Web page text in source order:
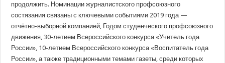
продолжить. Номинации журналистского профсоюзного
состязания связаны с ключевыми событиями 2019 года —
отчётно-выборной компанией, Годом студенческого профсоюзного
движения, 30-летием Всероссийского конкурса «Учитель года
России», 10-летием Всероссийского конкурса «Воспитатель года
России», а также традиционными темами газеты, среди которых